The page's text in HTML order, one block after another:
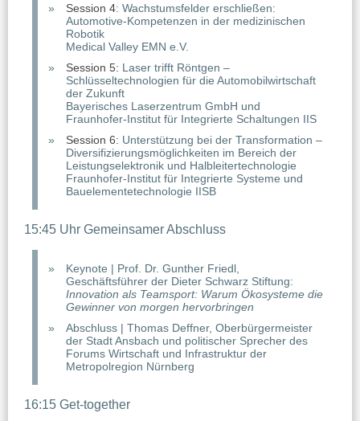
Session 4: Wachstumsfelder erschließen:
Automotive-Kompetenzen in der medizinischen
Robotik
Medical Valley EMN e.V.
Session 5: Laser trifft Röntgen –
Schlüsseltechnologien für die Automobilwirtschaft
der Zukunft
Bayerisches Laserzentrum GmbH und
Fraunhofer-Institut für Integrierte Schaltungen IIS
Session 6: Unterstützung bei der Transformation –
Diversifizierungsmöglichkeiten im Bereich der
Leistungselektronik und Halbleitertechnologie
Fraunhofer-Institut für Integrierte Systeme und
Bauelementetechnologie IISB
15:45 Uhr Gemeinsamer Abschluss
Keynote | Prof. Dr. Gunther Friedl,
Geschäftsführer der Dieter Schwarz Stiftung:
Innovation als Teamsport: Warum Ökosysteme die
Gewinner von morgen hervorbringen
Abschluss | Thomas Deffner, Oberbürgermeister
der Stadt Ansbach und politischer Sprecher des
Forums Wirtschaft und Infrastruktur der
Metropolregion Nürnberg
16:15 Get-together